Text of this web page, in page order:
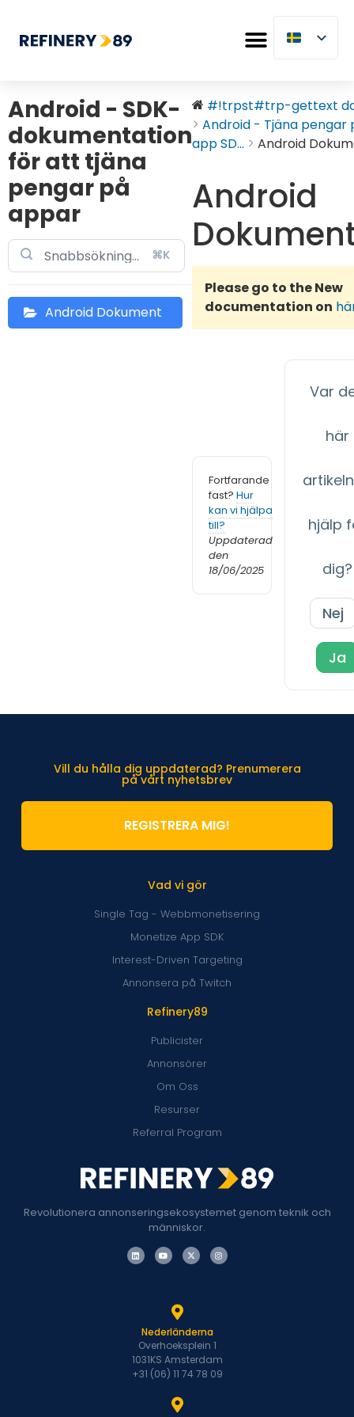
Android - SDK-
dokumentation
för att tjäna
pengar på
appar
⌘K
Android Dokument
#!trpst#trp-gettext
Android - Tjäna pengar
app SD...
Android
Android
Please go to the New
documentation on
Fortfarande
fast? Hur
kan vi hjälpa
till?
Uppdaterad
den
18/06/2025
Var
här
hjälp
dig?
Nej
Ja
Revolutionera annonseringsekosystemet genom teknik och
människor.
Refinery89
Publicister
Annonsörer
Om Oss
Resurser
Referral Program
Vad vi gör
Single Tag - Webbmonetisering
Monetize App SDK
Interest-Driven Targeting
Annonsera på Twitch
Vill du hålla dig uppdaterad? Prenumerera
på vårt nyhetsbrev
REGISTRERA MIG!
Nederländerna
Overhoeksplein 1
1031KS Amsterdam
+31 (06) 11 74 78 09